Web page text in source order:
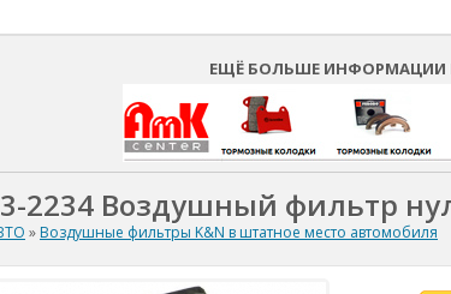
ЕЩЁ БОЛЬШЕ ИНФОРМАЦИИ
2234 Воздушный фильтр
» Воздушные фильтры K&N в штатное место автомобиля